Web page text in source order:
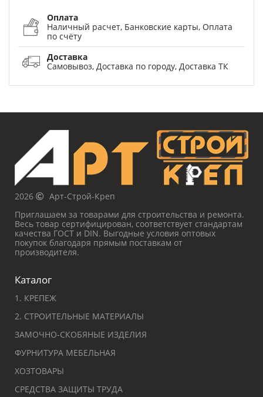
Оплата
Наличный расчет, Банковские карты, Оплата
по счёту
Доставка
Самовывоз, Доставка по городу, Доставка ТК
2026
Арт-Строй-Креп
Приглашаем за товарами для строительства и ремонта.
Весь товар сертифицирован, соответствует стандартам
качества ГОСТ и DIN. Выгодные условия оптовых
покупок благодаря прямым поставкам от
производителя.
Каталог
1. КРЕПЕЖ
2. СТРОИТЕЛЬНЫЕ МАТЕРИАЛЫ
ЗАМОЧНО-СКОБЯНЫЕ ИЗДЕЛИЯ
ФУРНИТУРА МЕБЕЛЬНАЯ
ХОЗТОВАРЫ
СРЕДСТВА ЗАЩИТЫ ТРУДА